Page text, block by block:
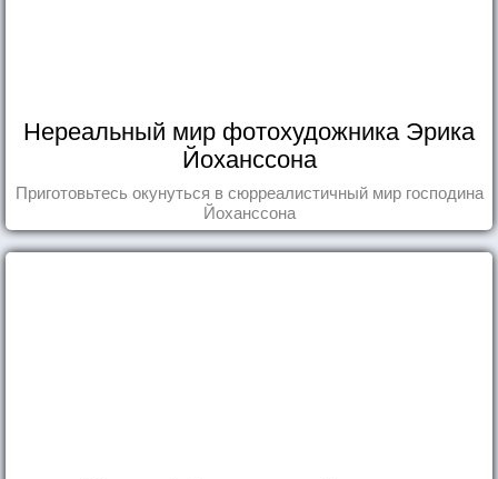
Нереальный мир фотохудожника Эрика
Йоханссона
Приготовьтесь окунуться в сюрреалистичный мир господина
Йоханссона